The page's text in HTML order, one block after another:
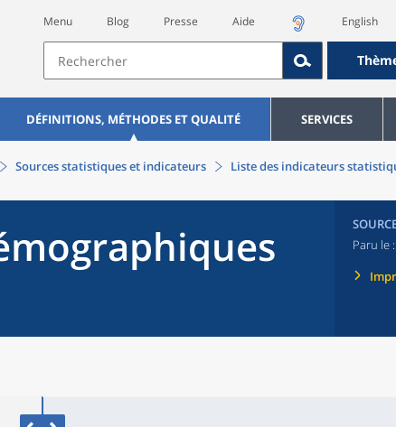
Menu Blog Presse Aide English
DÉFINITIONS, MÉTHODES ET QUALITÉ SERVICES
Sources statistiques et indicateurs Liste des indicateurs
Paru le :